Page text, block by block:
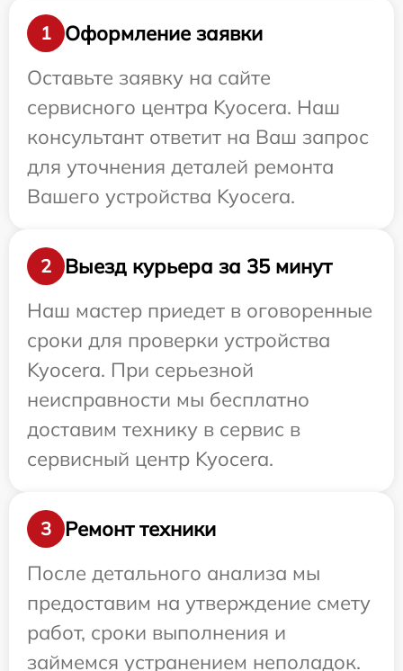
1
Оформление заявки
Оставьте заявку на сайте
сервисного центра Kyocera. Наш
консультант ответит на Ваш запрос
для уточнения деталей ремонта
Вашего устройства Kyocera.
2
Выезд курьера за 35 минут
Наш мастер приедет в оговоренные
сроки для проверки устройства
Kyocera. При серьезной
неисправности мы бесплатно
доставим технику в сервис в
сервисный центр Kyocera.
3
Ремонт техники
После детального анализа мы
предоставим на утверждение смету
работ, сроки выполнения и
займемся устранением неполадок.